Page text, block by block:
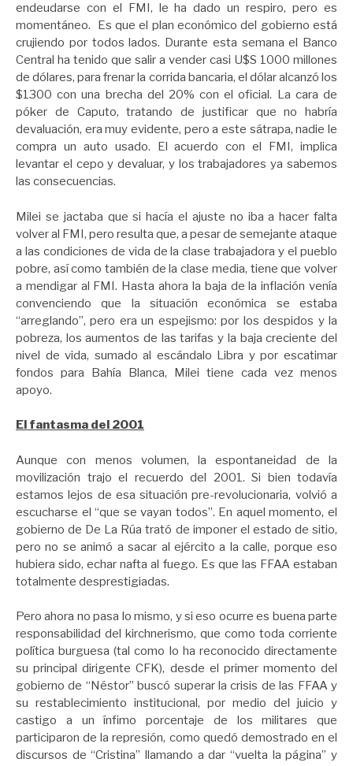
endeudarse con el FMI, le ha dado un respiro, pero es
momentáneo. Es que el plan económico del gobierno está
crujiendo por todos lados. Durante esta semana el Banco
Central ha tenido que salir a vender casi U$S 1000 millones
de dólares, para frenar la corrida bancaria, el dólar alcanzó los
$1300 con una brecha del 20% con el oficial. La cara de
póker de Caputo, tratando de justificar que no habría
devaluación, era muy evidente, pero a este sátrapa, nadie le
compra un auto usado. El acuerdo con el FMI, implica
levantar el cepo y devaluar, y los trabajadores ya sabemos
las consecuencias.
Milei se jactaba que si hacía el ajuste no iba a hacer falta
volver al FMI, pero resulta que, a pesar de semejante ataque
a las condiciones de vida de la clase trabajadora y el pueblo
pobre, así como también de la clase media, tiene que volver
a mendigar al FMI. Hasta ahora la baja de la inflación venía
convenciendo que la situación económica se estaba
“arreglando”, pero era un espejismo: por los despidos y la
pobreza, los aumentos de las tarifas y la baja creciente del
nivel de vida, sumado al escándalo Libra y por escatimar
fondos para Bahía Blanca, Milei tiene cada vez menos
apoyo.
El fantasma del 2001
Aunque con menos volumen, la espontaneidad de la
movilización trajo el recuerdo del 2001. Si bien todavía
estamos lejos de esa situación pre-revolucionaria, volvió a
escucharse el “que se vayan todos”. En aquel momento, el
gobierno de De La Rúa trató de imponer el estado de sitio,
pero no se animó a sacar al ejército a la calle, porque eso
hubiera sido, echar nafta al fuego. Es que las FFAA estaban
totalmente desprestigiadas.
Pero ahora no pasa lo mismo, y si eso ocurre es buena parte
responsabilidad del kirchnerismo, que como toda corriente
política burguesa (tal como lo ha reconocido directamente
su principal dirigente CFK), desde el primer momento del
gobierno de “Néstor” buscó superar la crisis de las FFAA y
su restablecimiento institucional, por medio del juicio y
castigo a un ínfimo porcentaje de los militares que
participaron de la represión, como quedó demostrado en el
discursos de “Cristina” llamando a dar “vuelta la página” y